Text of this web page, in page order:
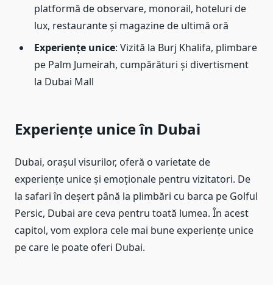
platformă de observare, monorail, hoteluri de
lux, restaurante și magazine de ultimă oră
Experiențe unice: Vizită la Burj Khalifa, plimbare
pe Palm Jumeirah, cumpărături și divertisment
la Dubai Mall
Experiențe unice în Dubai
Dubai, orașul visurilor, oferă o varietate de
experiențe unice și emoționale pentru vizitatori. De
la safari în deșert până la plimbări cu barca pe Golful
Persic, Dubai are ceva pentru toată lumea. În acest
capitol, vom explora cele mai bune experiențe unice
pe care le poate oferi Dubai.